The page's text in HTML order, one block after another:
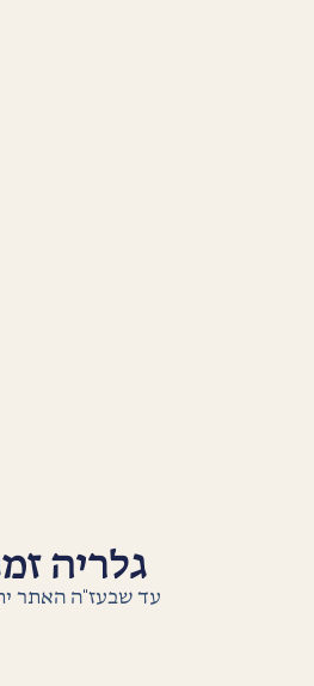
גלריה זמנית
עד שבעז"ה האתר יתעדכן 🙂